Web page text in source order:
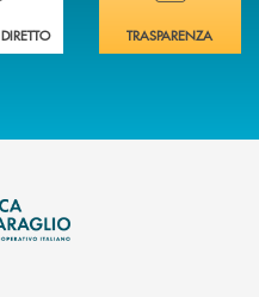
TRASPARENZA